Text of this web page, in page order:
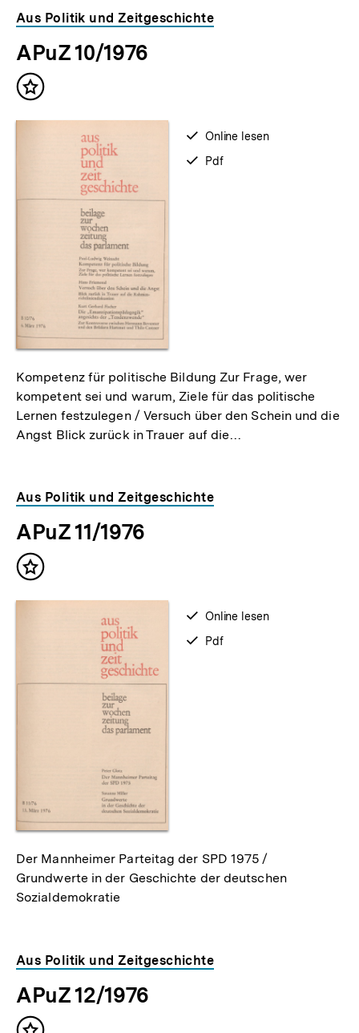
Aus Politik und Zeitgeschichte
APuZ 10/1976
Inhalt
verfügbar
zum
Online lesen
verfügbar
Pdf
Kompetenz für politische Bildung Zur Frage, wer
kompetent sei und warum, Ziele für das politische
Lernen festzulegen / Versuch über den Schein und die
Angst Blick zurück in Trauer auf die…
Aus Politik und Zeitgeschichte
APuZ 11/1976
Inhalt
verfügbar
zum
Online lesen
verfügbar
Pdf
Der Mannheimer Parteitag der SPD 1975 /
Grundwerte in der Geschichte der deutschen
Sozialdemokratie
Aus Politik und Zeitgeschichte
APuZ 12/1976